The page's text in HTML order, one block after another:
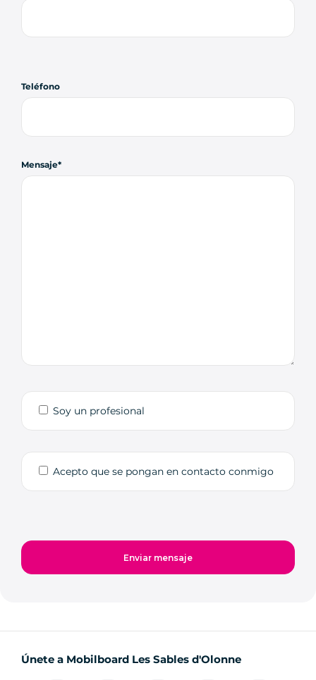
Teléfono
Mensaje
Soy un profesional
Acepto que se pongan en contacto conmigo
Únete a Mobilboard Les Sables d'Olonne